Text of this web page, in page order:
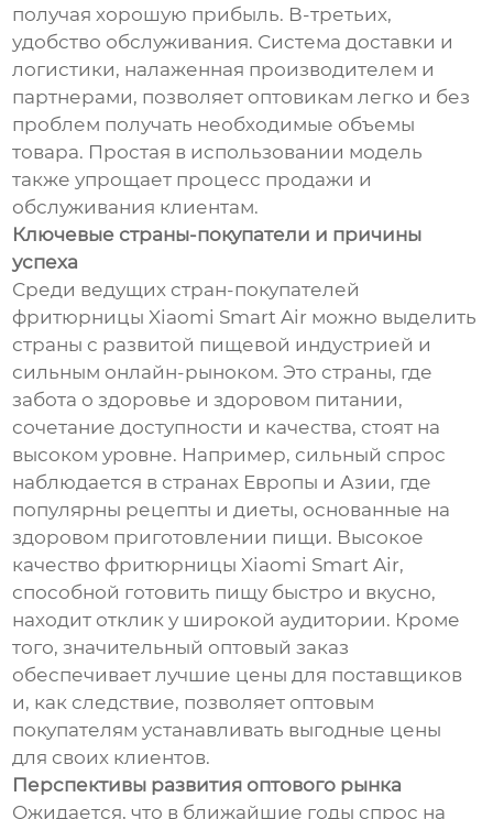
получая хорошую прибыль. В-третьих,
удобство обслуживания. Система доставки и
логистики, налаженная производителем и
партнерами, позволяет оптовикам легко и без
проблем получать необходимые объемы
товара. Простая в использовании модель
также упрощает процесс продажи и
обслуживания клиентам.
Ключевые страны-покупатели и причины
успеха
Среди ведущих стран-покупателей
фритюрницы Xiaomi Smart Air можно выделить
страны с развитой пищевой индустрией и
сильным онлайн-рыноком. Это страны, где
забота о здоровье и здоровом питании,
сочетание доступности и качества, стоят на
высоком уровне. Например, сильный спрос
наблюдается в странах Европы и Азии, где
популярны рецепты и диеты, основанные на
здоровом приготовлении пищи. Высокое
качество фритюрницы Xiaomi Smart Air,
способной готовить пищу быстро и вкусно,
находит отклик у широкой аудитории. Кроме
того, значительный оптовый заказ
обеспечивает лучшие цены для поставщиков
и, как следствие, позволяет оптовым
покупателям устанавливать выгодные цены
для своих клиентов.
Перспективы развития оптового рынка
Ожидается, что в ближайшие годы спрос на